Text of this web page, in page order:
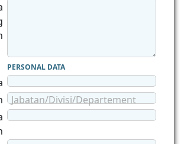
PERSONAL DATA
Jabatan/Divisi/Departement